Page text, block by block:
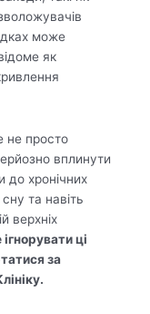
може
як
не просто
вплинути
до хронічних
та навіть
верхніх
ці
за